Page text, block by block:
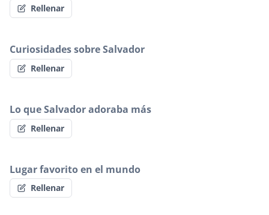
Rellenar
Curiosidades sobre Salvador
Rellenar
Lo que Salvador adoraba más
Rellenar
Lugar favorito en el mundo
Rellenar